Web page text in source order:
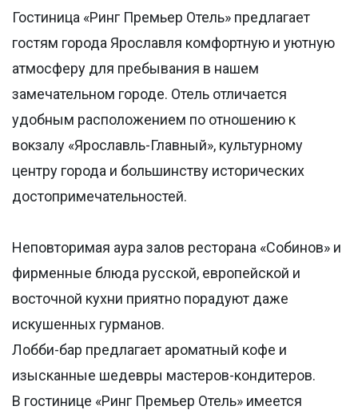
Гостиница «Ринг Премьер Отель» предлагает
гостям города Ярославля комфортную и уютную
атмосферу для пребывания в нашем
замечательном городе. Отель отличается
удобным расположением по отношению к
вокзалу «Ярославль-Главный», культурному
центру города и большинству исторических
достопримечательностей.
Неповторимая аура залов ресторана «Собинов» и
фирменные блюда русской, европейской и
восточной кухни приятно порадуют даже
искушенных гурманов.
Лобби-бар предлагает ароматный кофе и
изысканные шедевры мастеров-кондитеров.
В гостинице «Ринг Премьер Отель» имеется